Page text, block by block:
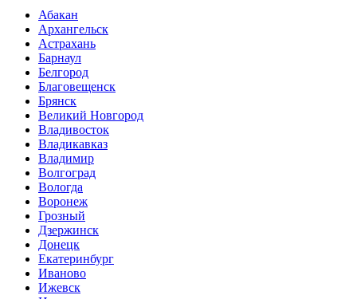
Абакан
Архангельск
Астрахань
Барнаул
Белгород
Благовещенск
Брянск
Великий Новгород
Владивосток
Владикавказ
Владимир
Волгоград
Вологда
Воронеж
Грозный
Дзержинск
Донецк
Екатеринбург
Иваново
Ижевск